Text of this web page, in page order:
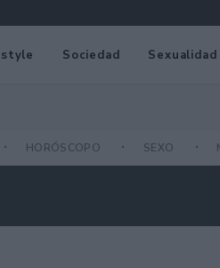
Sociedad
HORÓSCOPO SEXO